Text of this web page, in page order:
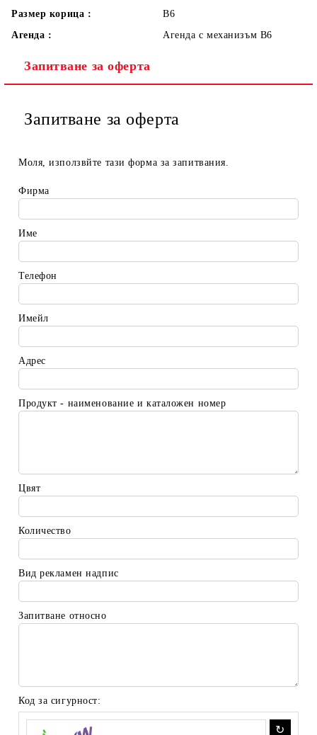
Размер корица :
В6
Агенда :
Агенда с механизъм В6
Запитване за оферта
Запитване за оферта
Моля, използвйте тази форма за запитвания.
Фирма
Име
Телефон
Имейл
Адрес
Продукт - наименование и каталожен номер
Цвят
Количество
Вид рекламен надпис
Запитване относно
Код за сигурност: